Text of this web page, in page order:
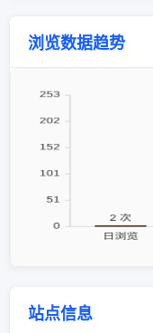
浏览数据趋势
站点信息